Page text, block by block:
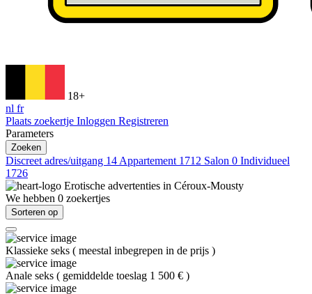
18+
nl fr
Plaats zoekertje Inloggen Registreren
Parameters
Zoeken
Discreet adres/uitgang 14 Appartement 1712 Salon 0 Individueel
1726
Erotische advertenties in Céroux-Mousty
We hebben 0 zoekertjes
Sorteren op
Klassieke seks ( meestal inbegrepen in de prijs )
Anale seks ( gemiddelde toeslag 1 500 € )